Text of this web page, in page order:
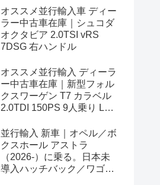
オススメ並行輸入車 ディー
ラー中古車在庫｜シュコダ
オクタビア 2.0TSI vRS
7DSG 右ハンドル
オススメ並行輸入 ディーラ
ー中古車在庫｜新型フォル
クスワーゲン T7 カラベル
2.0TDI 150PS 9人乗り LWB
並行輸入 新車｜オペル／ボ
クスホール アストラ
（2026-）に乗る。日本未
導入ハッチバック／ワゴン